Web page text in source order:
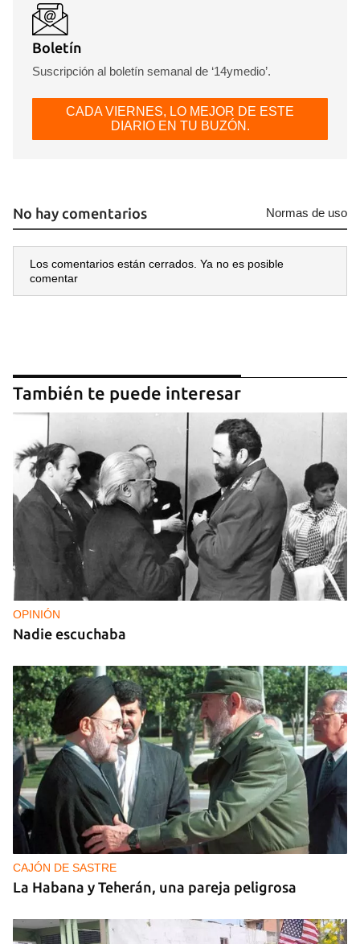
Boletín
Suscripción al boletín semanal de ‘14ymedio’.
CADA VIERNES, LO MEJOR DE ESTE
DIARIO EN TU BUZÓN.
No hay comentarios Normas de uso
Los comentarios están cerrados. Ya no es posible
comentar
También te puede interesar
OPINIÓN
Nadie escuchaba
CAJÓN DE SASTRE
La Habana y Teherán, una pareja peligrosa